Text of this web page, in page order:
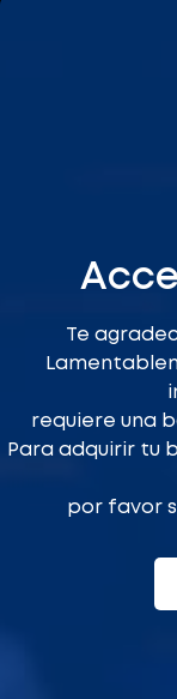
Te
requiere una
Para adquirir tu
por favor